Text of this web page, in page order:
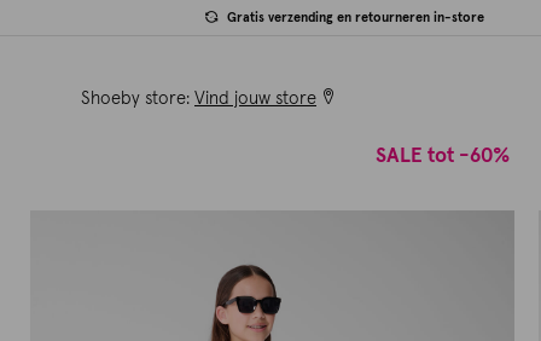
Gratis verzending en retourneren in-store
Shoeby store: Vind jouw store
SALE tot -60%